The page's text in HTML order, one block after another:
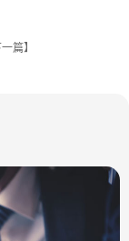
一篇】